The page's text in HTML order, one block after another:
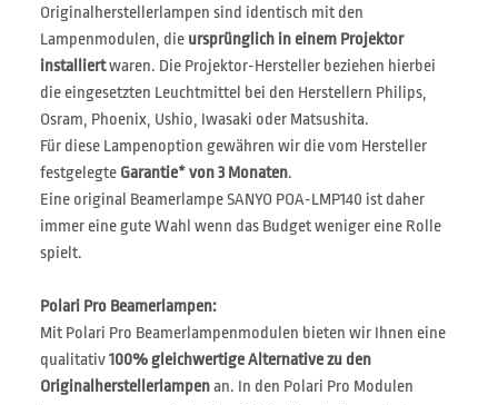
Originalherstellerlampen sind identisch mit den
Lampenmodulen, die ursprünglich in einem Projektor
installiertwaren. Die Projektor-Hersteller beziehen hierbei
die eingesetzten Leuchtmittel bei den Herstellern Philips,
Osram, Phoenix, Ushio, Iwasaki oder Matsushita.
Für diese Lampenoption gewähren wir die vom Hersteller
festgelegte Garantie* von 3 Monaten.
Eine original Beamerlampe SANYO POA-LMP140 ist daher
immer eine gute Wahl wenn das Budget weniger eine Rolle
spielt.
Polari Pro Beamerlampen:
Mit Polari Pro Beamerlampenmodulen bieten wir Ihnen eine
qualitativ100% gleichwertige Alternative zu den
Originalherstellerlampenan. In den Polari Pro Modulen